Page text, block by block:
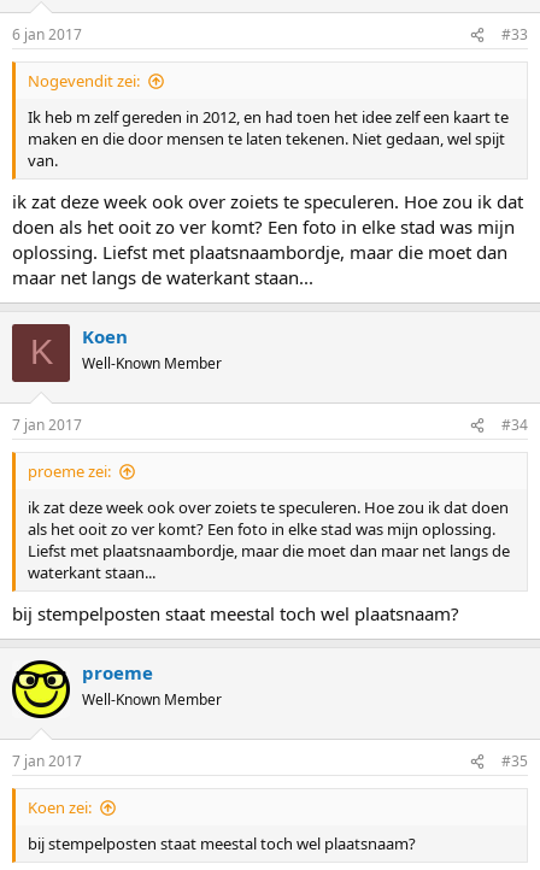
6 jan 2017 #33
Nogevendit zei:
Ik heb m zelf gereden in 2012, en had toen het idee zelf een kaart te
maken en die door mensen te laten tekenen. Niet gedaan, wel spijt
van.
ik zat deze week ook over zoiets te speculeren. Hoe zou ik dat
doen als het ooit zo ver komt? Een foto in elke stad was mijn
oplossing. Liefst met plaatsnaambordje, maar die moet dan
maar net langs de waterkant staan...
K Koen
Well-Known Member
7 jan 2017 #34
proeme zei:
ik zat deze week ook over zoiets te speculeren. Hoe zou ik dat doen
als het ooit zo ver komt? Een foto in elke stad was mijn oplossing.
Liefst met plaatsnaambordje, maar die moet dan maar net langs de
waterkant staan...
bij stempelposten staat meestal toch wel plaatsnaam?
proeme
Well-Known Member
7 jan 2017 #35
Koen zei:
bij stempelposten staat meestal toch wel plaatsnaam?